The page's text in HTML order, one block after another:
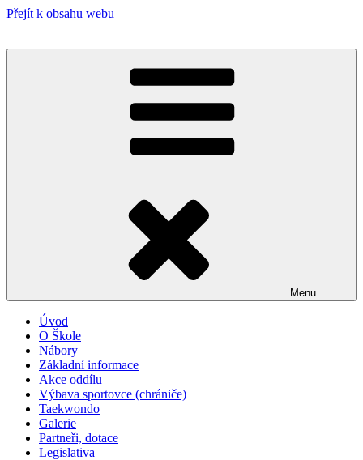
Přejít k obsahu webu
Menu
Úvod
O Škole
Nábory
Základní informace
Akce oddílu
Výbava sportovce (chrániče)
Taekwondo
Galerie
Partneři, dotace
Legislativa